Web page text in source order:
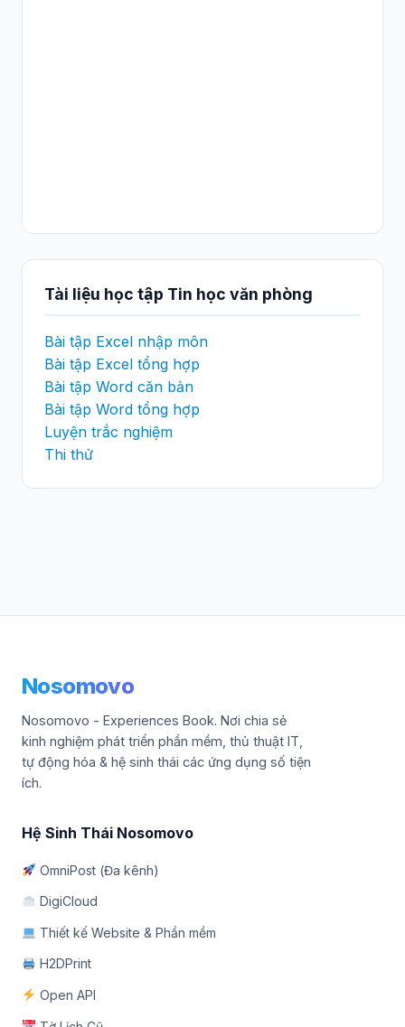
Tài liệu học tập Tin học văn phòng
Bài tập Excel nhập môn
Bài tập Excel tổng hợp
Bài tập Word căn bản
Bài tập Word tổng hợp
Luyện trắc nghiệm
Thi thử
Nosomovo
Nosomovo - Experiences Book. Nơi chia sẻ
kinh nghiệm phát triển phần mềm, thủ thuật IT,
tự động hóa & hệ sinh thái các ứng dụng số tiện
ích.
Hệ Sinh Thái Nosomovo
OmniPost (Đa kênh)
DigiCloud
Thiết kế Website & Phần mềm
H2DPrint
Open API